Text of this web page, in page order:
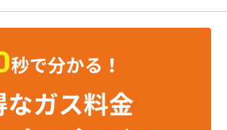
式会社
社
あきる野店
社